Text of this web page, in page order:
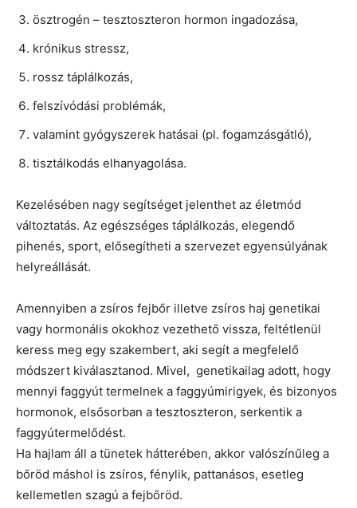
ösztrogén – tesztoszteron hormon ingadozása,
krónikus stressz,
rossz táplálkozás,
felszívódási problémák,
valamint gyógyszerek hatásai (pl. fogamzásgátló),
tisztálkodás elhanyagolása.
Kezelésében nagy segítséget jelenthet az életmód
változtatás. Az egészséges táplálkozás, elegendő
pihenés, sport, elősegítheti a szervezet egyensúlyának
helyreállását.
Amennyiben a zsíros fejbőr illetve zsíros haj genetikai
vagy hormonális okokhoz vezethető vissza, feltétlenül
keress meg egy szakembert, aki segít a megfelelő
módszert kiválasztanod. Mivel, genetikailag adott, hogy
mennyi faggyút termelnek a faggyúmirigyek, és bizonyos
hormonok, elsősorban a tesztoszteron, serkentik a
faggyútermelődést.
Ha hajlam áll a tünetek hátterében, akkor valószínűleg a
bőröd máshol is zsíros, fénylik, pattanásos, esetleg
kellemetlen szagú a fejbőröd.